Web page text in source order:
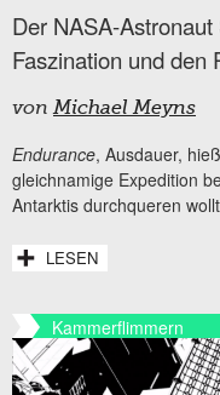
Der NASA-
Faszination und den
vonMichael Meyns
Endurance, Ausdauer,
gleichnamige Expedition
Antarktis durchqueren
LESEN
Kammerflimmern